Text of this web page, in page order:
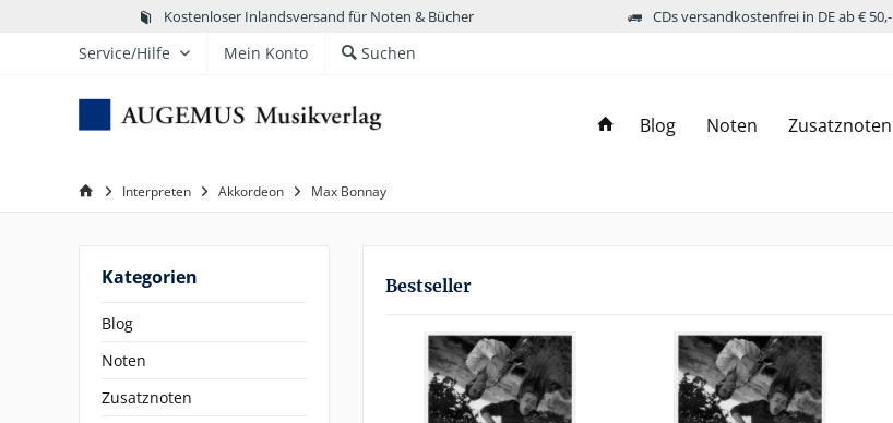
Kostenloser Inlandsversand für Noten & Bücher CDs versandkostenfrei in DE ab € 50,-
Service/Hilfe Mein Konto Suchen
Blog Noten Zusatznoten
Interpreten Akkordeon Max Bonnay
Kategorien
Blog
Noten
Zusatznoten
Bestseller